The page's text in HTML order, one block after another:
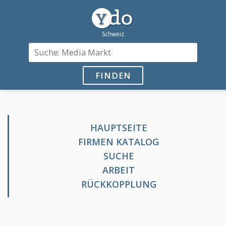
FINDEN
HAUPTSEITE
FIRMEN KATALOG
SUCHE
ARBEIT
RÜCKKOPPLUNG